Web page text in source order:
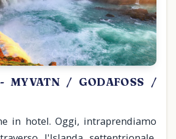
MYVATN / GODAFOSS /
in hotel. Oggi, intraprendiamo